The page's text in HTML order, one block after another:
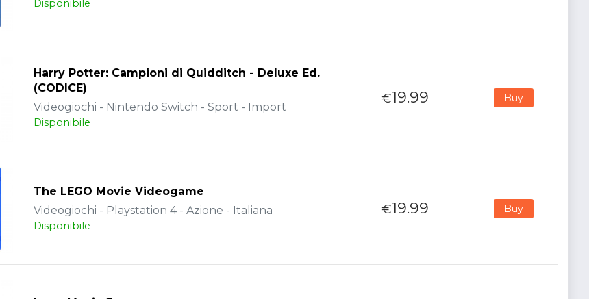
Disponibile
Harry Potter: Campioni di Quidditch - Deluxe Ed.
(CODICE)
Videogiochi - Nintendo Switch - Sport - Import
Disponibile
€19.99 Buy
The LEGO Movie Videogame
Videogiochi - Playstation 4 - Azione - Italiana
Disponibile
€19.99 Buy